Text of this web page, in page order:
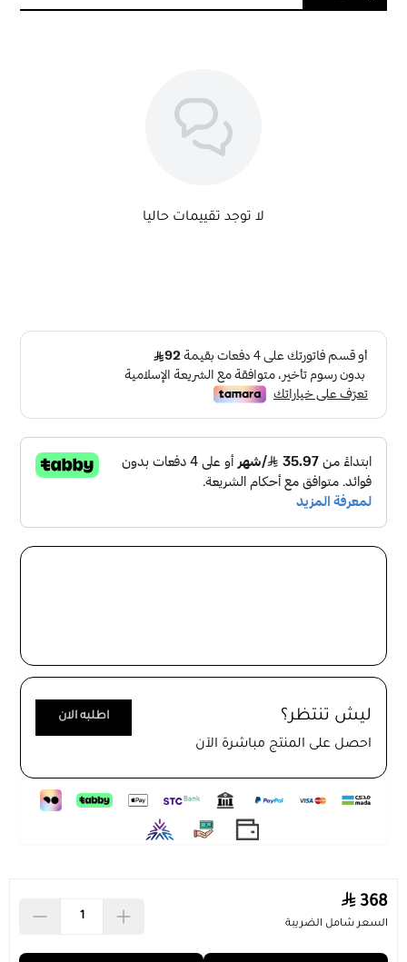
لا توجد تقييمات حاليا
ليش تنتظر؟
احصل على المنتج مباشرة الآن
اطلبه الان
368
السعر شامل الضريبة